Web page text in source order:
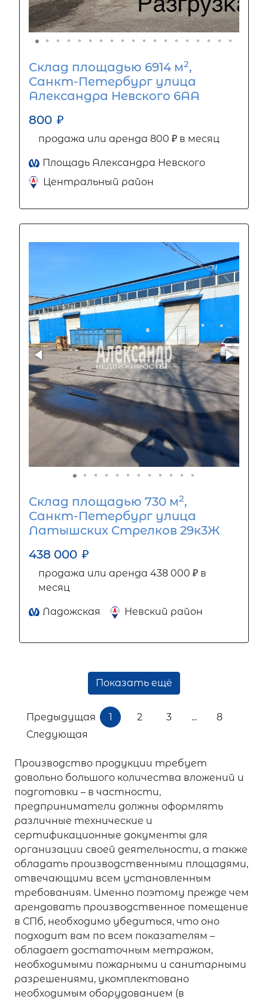
Склад площадью 6914 м2,
Санкт-Петербург улица
Александра Невского 6АА
800 ₽
продажа или аренда 800 ₽ в месяц
Площадь Александра Невского
Центральный район
Склад площадью 730 м2,
Санкт-Петербург улица
Латышских Стрелков 29к3Ж
438 000 ₽
продажа или аренда 438 000 ₽ в
месяц
Ладожская Невский район
Показать ещё
Предыдущая 1 2 3 ...
8
Следующая
Производство продукции требует
довольно большого количества вложений и
подготовки – в частности,
предприниматели должны оформлять
различные технические и
сертификационные документы для
организации своей деятельности, а также
обладать производственными площадями,
отвечающими всем установленным
требованиям. Именно поэтому прежде чем
арендовать производственное помещение
в СПб, необходимо убедиться, что оно
подходит вам по всем показателям –
обладает достаточным метражом,
необходимыми пожарными и санитарными
разрешениями, укомплектовано
необходимым оборудованием (в